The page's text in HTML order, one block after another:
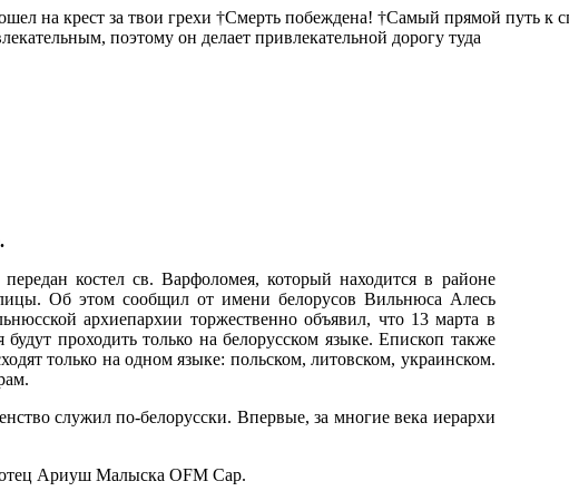
на крест за твои грехи †Смерть побеждена! †Самый прямой путь
поэтому он делает привлекательной дорогу туда
костел св. Варфоломея, который находится в районе
Об этом сообщил от имени белорусов Вильнюса Алесь
архиепархии торжественно объявил, что 13 марта в
проходить только на белорусском языке. Епископ также
только на одном языке: польском, литовском, украинском.
служил по-белорусски. Впервые, за многие века иерархи
Ариуш Малыска OFM Cap.